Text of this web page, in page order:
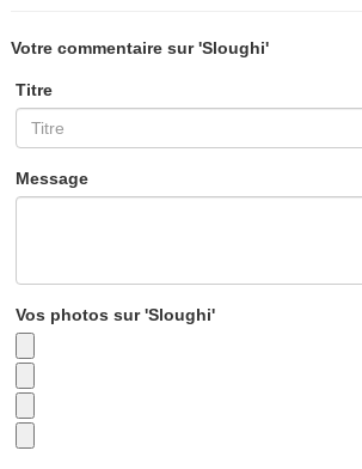
Votre commentaire sur 'Sloughi'
Titre
Message
Vos photos sur 'Sloughi'